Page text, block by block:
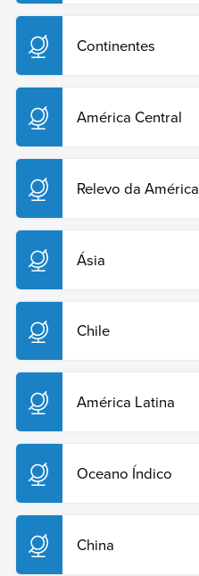
Continentes
América Central
Relevo da América
Ásia
Chile
América Latina
Oceano Índico
China